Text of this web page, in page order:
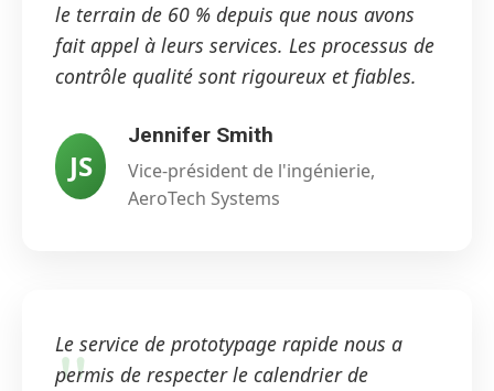
le terrain de 60 % depuis que nous avons
fait appel à leurs services. Les processus de
contrôle qualité sont rigoureux et fiables.
JS
Jennifer Smith
Vice-président de l'ingénierie,
AeroTech Systems
Le service de prototypage rapide nous a
permis de respecter le calendrier de